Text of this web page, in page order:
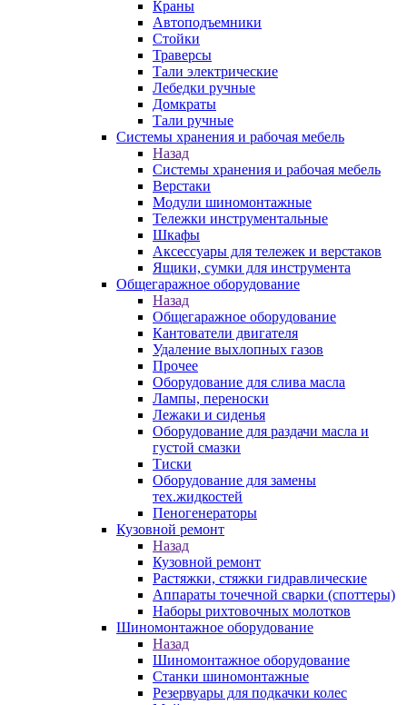
Краны
Автоподъемники
Стойки
Траверсы
Тали электрические
Лебедки ручные
Домкраты
Тали ручные
Системы хранения и рабочая мебель
Назад
Системы хранения и рабочая мебель
Верстаки
Модули шиномонтажные
Тележки инструментальные
Шкафы
Аксессуары для тележек и верстаков
Ящики, сумки для инструмента
Общегаражное оборудование
Назад
Общегаражное оборудование
Кантователи двигателя
Удаление выхлопных газов
Прочее
Оборудование для слива масла
Лампы, переноски
Лежаки и сиденья
Оборудование для раздачи масла и
густой смазки
Тиски
Оборудование для замены
тех.жидкостей
Пеногенераторы
Кузовной ремонт
Назад
Кузовной ремонт
Растяжки, стяжки гидравлические
Аппараты точечной сварки (споттеры)
Наборы рихтовочных молотков
Шиномонтажное оборудование
Назад
Шиномонтажное оборудование
Станки шиномонтажные
Резервуары для подкачки колес